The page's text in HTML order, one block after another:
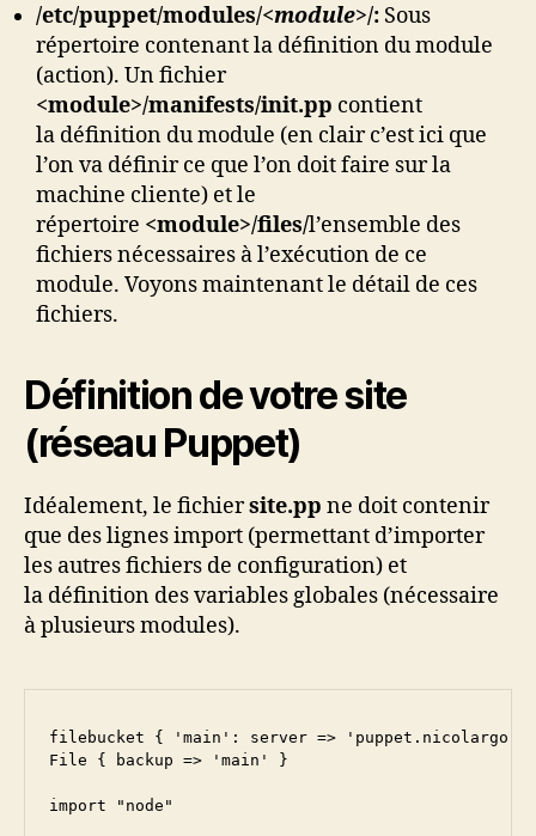
/etc/puppet/modules/<module>/: Sous
répertoire contenant la définition du module
(action). Un fichier
<module>/manifests/init.pp contient
la définition du module (en clair c’est ici que
l’on va définir ce que l’on doit faire sur la
machine cliente) et le
répertoire <module>/files/l’ensemble des
fichiers nécessaires à l’exécution de ce
module. Voyons maintenant le détail de ces
fichiers.
Définition de votre site
(réseau Puppet)
Idéalement, le fichiersite.pp ne doit contenir
que des lignes import (permettant d’importer
les autres fichiers de configuration) et
la définition des variables globales (nécessaire
à plusieurs modules).
filebucket { 'main': server =>
File { backup => 'main' }
import "node"